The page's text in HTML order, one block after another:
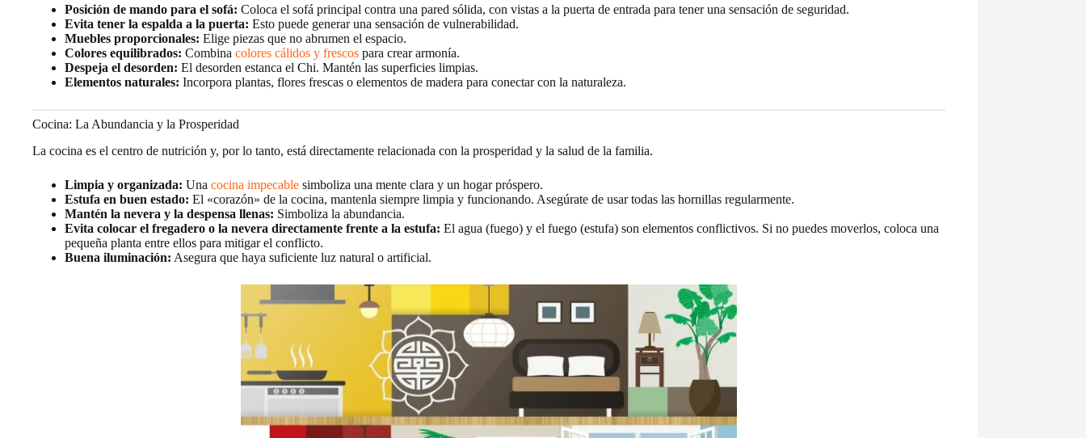
Posición de mando para el sofá: Coloca el sofá principal contra una pared sólida, con vistas a la puerta de entrada para tener una sensación de seguridad.
Evita tener la espalda a la puerta: Esto puede generar una sensación de vulnerabilidad.
Muebles proporcionales: Elige piezas que no abrumen el espacio.
Colores equilibrados: Combina colores cálidos y frescos para crear armonía.
Despeja el desorden: El desorden estanca el Chi. Mantén las superficies limpias.
Elementos naturales: Incorpora plantas, flores frescas o elementos de madera para conectar con la naturaleza.
Cocina: La Abundancia y la Prosperidad
La cocina es el centro de nutrición y, por lo tanto, está directamente relacionada con la prosperidad y la salud de la familia.
Limpia y organizada: Una cocina impecable simboliza una mente clara y un hogar próspero.
Estufa en buen estado: El «corazón» de la cocina, mantenla siempre limpia y funcionando. Asegúrate de usar todas las hornillas regularmente.
Mantén la nevera y la despensa llenas: Simboliza la abundancia.
Evita colocar el fregadero o la nevera directamente frente a la estufa: El agua (fuego) y el fuego (estufa) son elementos conflictivos. Si no puedes moverlos, coloca una
pequeña planta entre ellos para mitigar el conflicto.
Buena iluminación: Asegura que haya suficiente luz natural o artificial.